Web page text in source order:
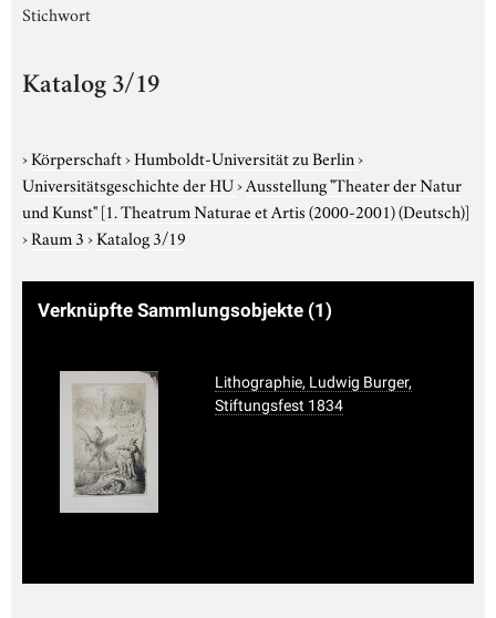
Stichwort
Katalog 3/19
›Körperschaft›Humboldt-Universität zu Berlin›
Universitätsgeschichte der HU›Ausstellung "Theater der Natur
und Kunst"[1. Theatrum Naturae et Artis (2000-2001) (Deutsch)]
›Raum 3›Katalog 3/19
Verknüpfte Sammlungsobjekte (1)
Lithographie, Ludwig Burger,
Stiftungsfest 1834